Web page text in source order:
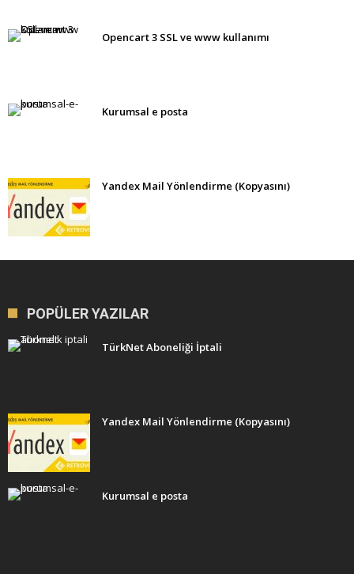
Opencart 3 SSL ve www kullanımı
Kurumsal e posta
Yandex Mail Yönlendirme (Kopyasını)
POPÜLER YAZILAR
TürkNet Aboneliği İptali
Yandex Mail Yönlendirme (Kopyasını)
Kurumsal e posta